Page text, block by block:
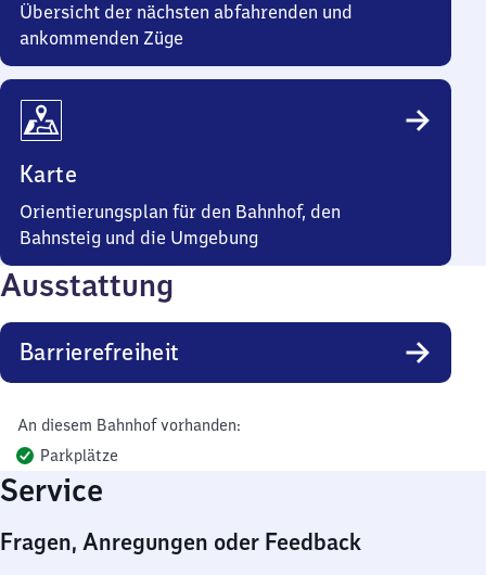
Übersicht der nächsten abfahrenden und
ankommenden Züge
Karte
Orientierungsplan für den Bahnhof, den
Bahnsteig und die Umgebung
Ausstattung
Barrierefreiheit
An diesem Bahnhof vorhanden:
Parkplätze
Service
Fragen, Anregungen oder Feedback